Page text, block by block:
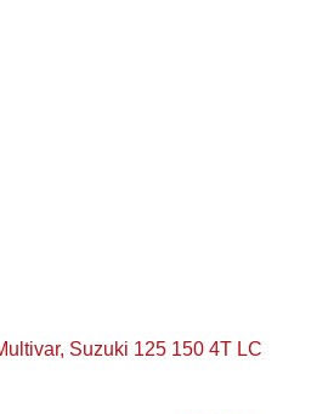
Suzuki 125 150 4T LC